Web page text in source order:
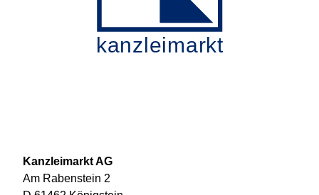
kanzleimarkt
Kanzleimarkt AG
Am Rabenstein 2